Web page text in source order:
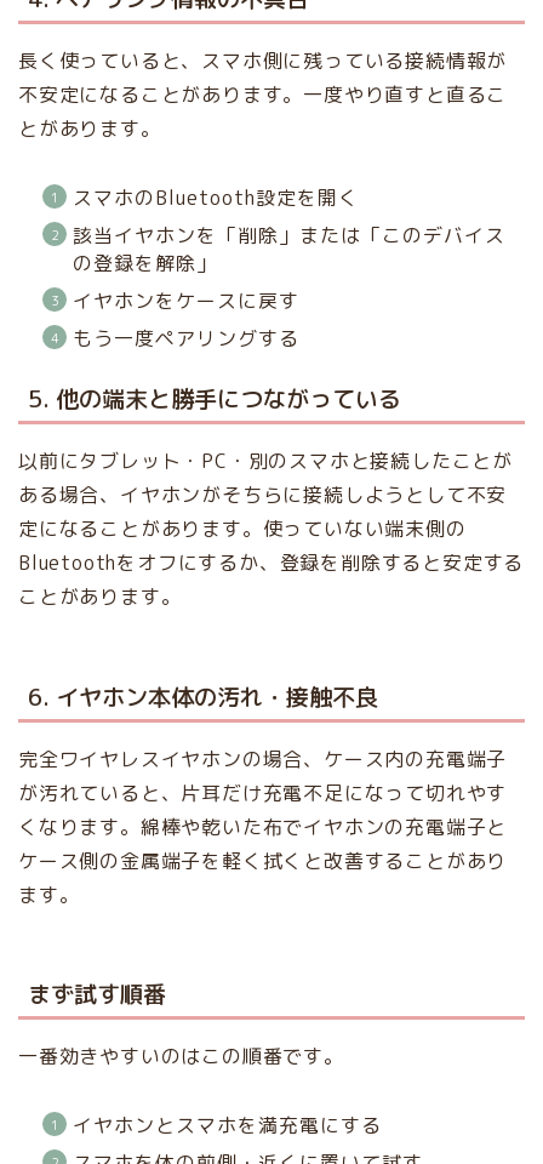
長く使っていると、スマホ側に残っている接続情報が
不安定になることがあります。一度やり直すと直るこ
とがあります。
スマホのBluetooth設定を開く
該当イヤホンを「削除」または「このデバイス
の登録を解除」
イヤホンをケースに戻す
もう一度ペアリングする
5. 他の端末と勝手につながっている
以前にタブレット・PC・別のスマホと接続したことが
ある場合、イヤホンがそちらに接続しようとして不安
定になることがあります。使っていない端末側の
Bluetoothをオフにするか、登録を削除すると安定する
ことがあります。
6. イヤホン本体の汚れ・接触不良
完全ワイヤレスイヤホンの場合、ケース内の充電端子
が汚れていると、片耳だけ充電不足になって切れやす
くなります。綿棒や乾いた布でイヤホンの充電端子と
ケース側の金属端子を軽く拭くと改善することがあり
ます。
まず試す順番
一番効きやすいのはこの順番です。
イヤホンとスマホを満充電にする